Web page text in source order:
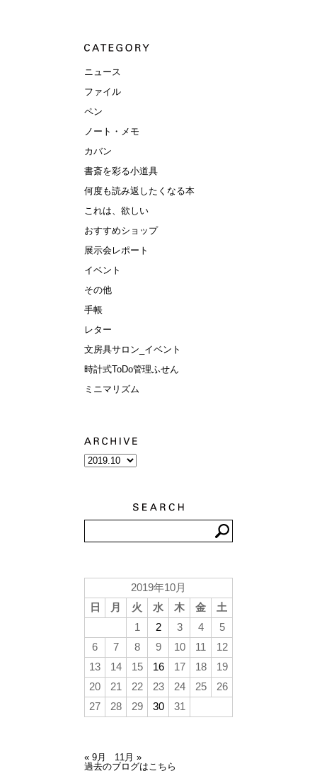
ニュース
ファイル
ペン
ノート・メモ
カバン
書斎を彩る小道具
何度も読み返したくなる本
これは、欲しい
おすすめショップ
展示会レポート
イベント
その他
手帳
レター
文房具サロン_イベント
時計式ToDo管理ふせん
ミニマリズム
2019年10月
日
月 火 水 木 金
土
1
2 3 4
5
6
7 8 9 10 11
12
13
14 15 16 17 18
19
20
21 22 23 24 25
26
27
28 29 30 31
« 9月
11月 »
過去のブログはこちら